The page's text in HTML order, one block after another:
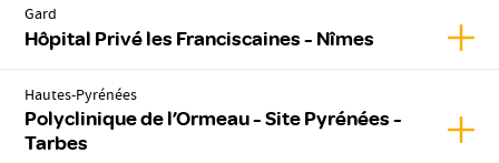
Gard
Hôpital Privé les Franciscaines - Nîmes
Hautes-Pyrénées
Polyclinique de l’Ormeau - Site Pyrénées -
Tarbes